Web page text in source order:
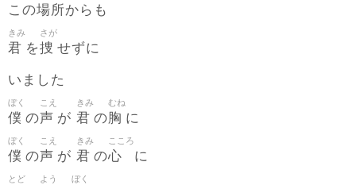
この場所からも
君
きみ
を捜
さが
せずに
いました
僕
ぼく
の声
こえ
が 君
きみ
の胸
むね
に
僕
ぼく
の声
こえ
が 君
きみ
の心
こころ
に
とど よう ぼく